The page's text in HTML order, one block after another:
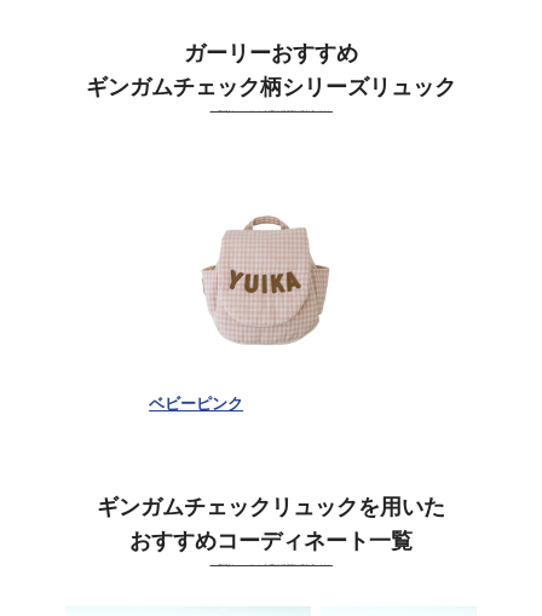
ガーリーおすすめ
ギンガムチェック柄シリーズリュック
ベビーピンク
ギンガムチェックリュックを用いた
おすすめコーディネート一覧